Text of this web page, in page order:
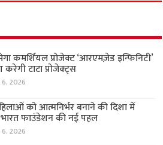
कमर्शियल प्रोजेक्ट ‘आरएमज़ेड इन्फिनिटी’
करेगी टाटा प्रोजेक्ट्स
2026
को आत्मनिर्भर बनाने की दिशा में
भारत फाउंडेशन की नई पहल
2026